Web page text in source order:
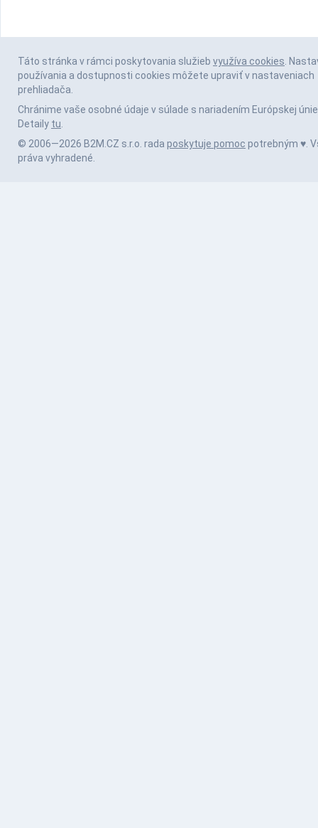
Táto stránka v rámci poskytovania služieb využíva cookies.
používania a dostupnosti cookies môžete upraviť v nastaveniach
prehliadača.
Chránime vaše osobné údaje v súlade s nariadením Európskej únie
Detaily tu.
© 2006—2026 B2M.CZ s.r.o. rada poskytuje pomoc potrebným ♥️.
práva vyhradené.